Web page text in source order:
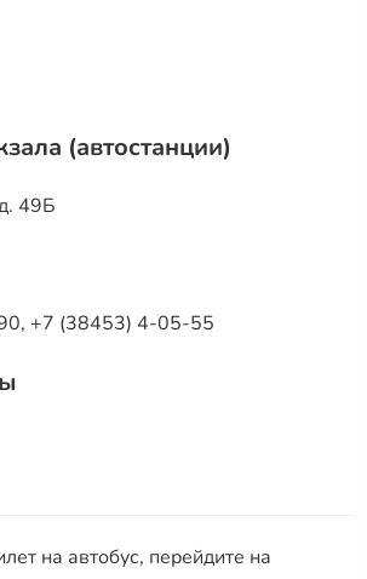
(автостанции)
49Б
+7 (38453) 4-05-55
на автобус, перейдите на